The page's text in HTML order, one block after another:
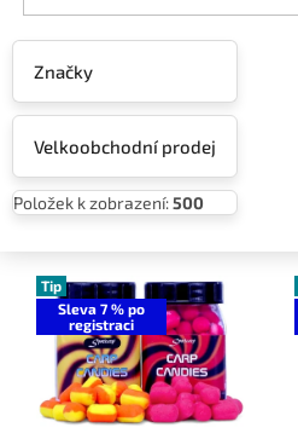
Značky
Velkoobchodní prodej
Položek k zobrazení:500
Tip
Sleva 7 % po
registraci